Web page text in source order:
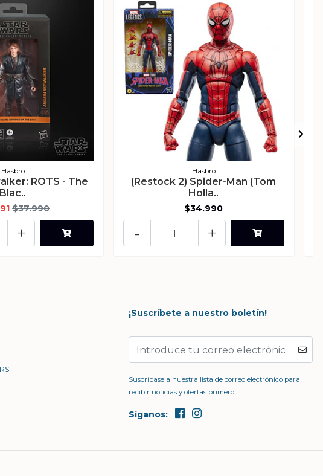
Hasbro
ROTS - The
Blac..
$37.990
+
Hasbro
(Restock 2) Spider-Man (Tom
Holla..
$34.990
+
-
¡Suscríbete a nuestro boletín!
Suscríbase a nuestra lista de correo electrónico para
recibir noticias y ofertas primero.
Síganos: